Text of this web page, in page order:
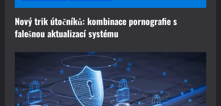
Nový trik útočníků: kombinace pornografie s
falešnou aktualizací systému